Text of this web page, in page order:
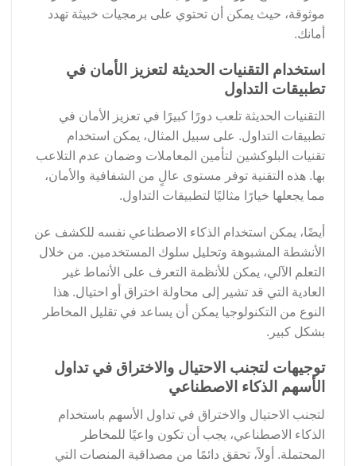
موثوقة، حيث يمكن أن تحتوي على برمجيات خبيثة تهدد
أمانك.
استخدام التقنيات الحديثة لتعزيز الأمان في
تطبيقات التداول
التقنيات الحديثة تلعب دورًا كبيرًا في تعزيز الأمان في
تطبيقات التداول. على سبيل المثال، يمكن استخدام
تقنيات البلوكشين لتأمين المعاملات وضمان عدم التلاعب
بها. هذه التقنية توفر مستوى عالٍ من الشفافية والأمان،
مما يجعلها خيارًا مثاليًا لتطبيقات التداول.
أيضًا، يمكن استخدام الذكاء الاصطناعي نفسه للكشف عن
الأنشطة المشبوهة وتحليل سلوك المستخدمين. من خلال
التعلم الآلي، يمكن للأنظمة التعرف على الأنماط غير
العادية التي قد تشير إلى محاولة اختراق أو احتيال. هذا
النوع من التكنولوجيا يمكن أن يساعد في تقليل المخاطر
بشكل كبير.
توجيهات لتجنب الاحتيال والاختراق في تداول
الأسهم الذكاء الاصطناعي
لتجنب الاحتيال والاختراق في تداول الأسهم باستخدام
الذكاء الاصطناعي، يجب أن تكون واعيًا للمخاطر
المحتملة. أولاً، تحقق دائمًا من مصداقية المنصات التي